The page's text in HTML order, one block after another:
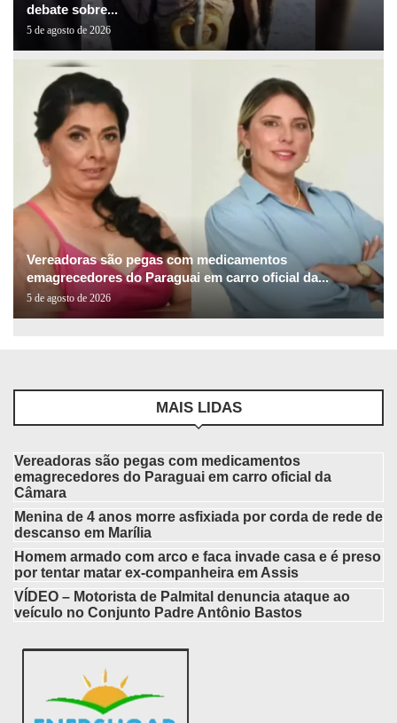
debate sobre...
5 de agosto de 2026
Vereadoras são pegas com medicamentos
emagrecedores do Paraguai em carro oficial da...
5 de agosto de 2026
MAIS LIDAS
Vereadoras são pegas com medicamentos
emagrecedores do Paraguai em carro oficial da
Câmara
Menina de 4 anos morre asfixiada por corda de rede de
descanso em Marília
Homem armado com arco e faca invade casa e é preso
por tentar matar ex-companheira em Assis
VÍDEO – Motorista de Palmital denuncia ataque ao
veículo no Conjunto Padre Antônio Bastos